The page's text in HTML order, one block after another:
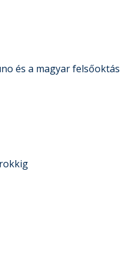
és a magyar felsőoktás